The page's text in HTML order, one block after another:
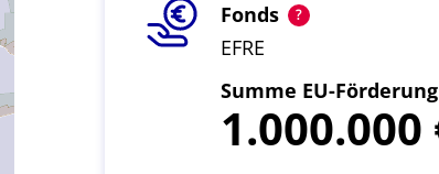
Fonds
EFRE
Summe EU-Förderung
1.000.000